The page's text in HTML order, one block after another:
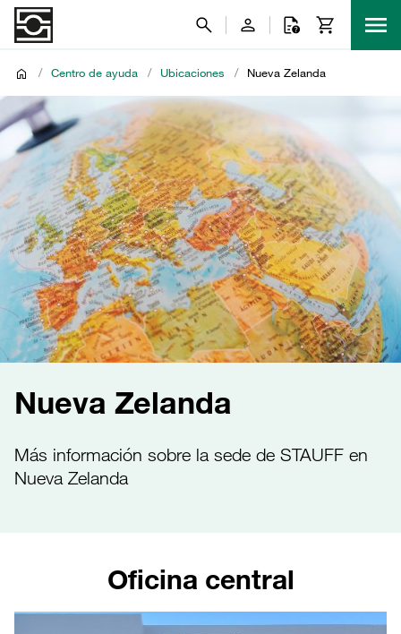
/ Centro de ayuda / Ubicaciones / Nueva Zelanda
Nueva Zelanda
Más información sobre la sede de STAUFF en
Nueva Zelanda
Oficina central